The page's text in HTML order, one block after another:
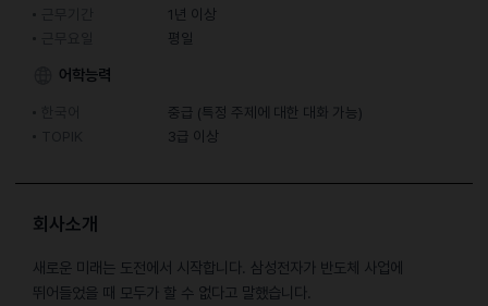
1년 이상
평일
어학능력
중급 (특정 주제에 대한 대화 가능)
3급 이상
회사소개
새로운 미래는 도전에서 시작합니다. 삼성전자가 반도체 사업에
뛰어들었을 때 모두가 할 수 없다고 말했습니다.